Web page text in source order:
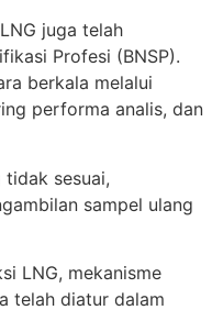
juga telah
Profesi (BNSP).
berkala melalui
performa analis, dan
sesuai,
sampel ulang
LNG, mekanisme
telah diatur dalam